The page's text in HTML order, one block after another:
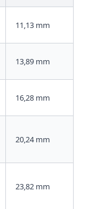
11,13 mm
13,89 mm
16,28 mm
20,24 mm
23,82 mm